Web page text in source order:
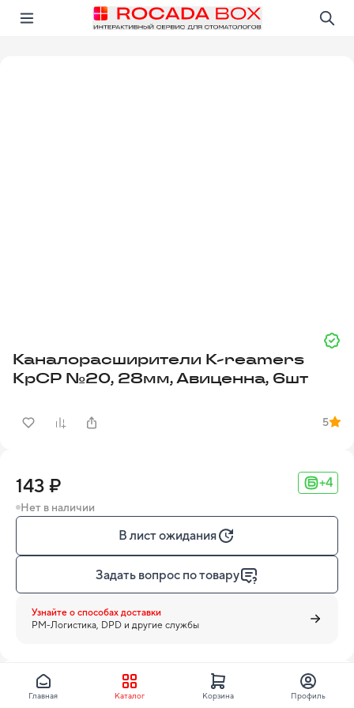
Открыть в приложении!
Каналорасширители K-reamers
КрСР №20, 28мм, Авиценна, 6шт
5
143 ₽ +4
Нет в наличии
В лист ожидания
Задать вопрос по товару
Узнайте о способах доставки
PM-Логистика, DPD и другие службы
Главная Каталог Корзина Профиль